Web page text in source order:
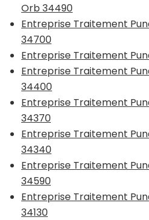
Orb 34490
Entreprise Traitement
34700
Entreprise Traitement
Entreprise Traitement
34400
Entreprise Traitement
34370
Entreprise Traitement
34340
Entreprise Traitement
34590
Entreprise Traitement
34130